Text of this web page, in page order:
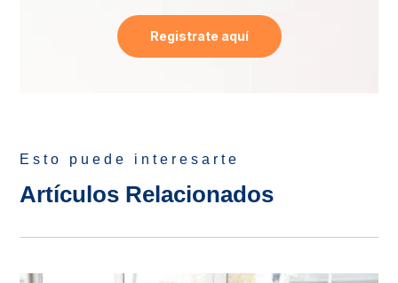
Registrate aquí
Esto puede interesarte
Artículos Relacionados